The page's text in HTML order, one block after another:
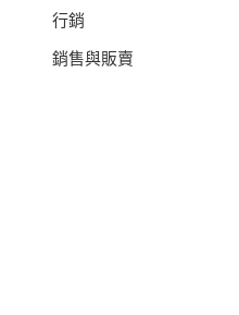
行銷
銷售與販賣